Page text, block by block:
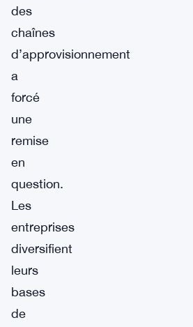
des
chaînes
d’approvisionnement
a
forcé
une
remise
en
question.
Les
entreprises
diversifient
leurs
bases
de